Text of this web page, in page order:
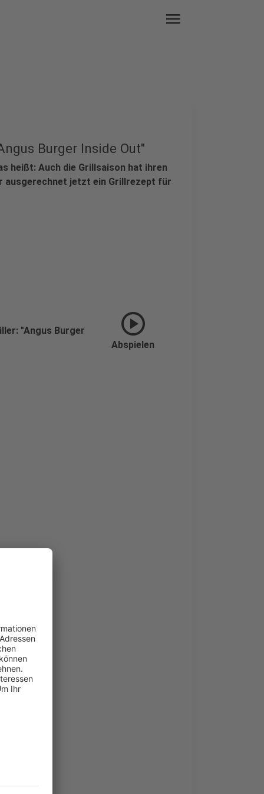
menu
Burger Inside Out"
heißt: Auch die Grillsaison hat ihren
ausgerechnet jetzt ein Grillrezept für
"Angus Burger play_circle
Abspielen